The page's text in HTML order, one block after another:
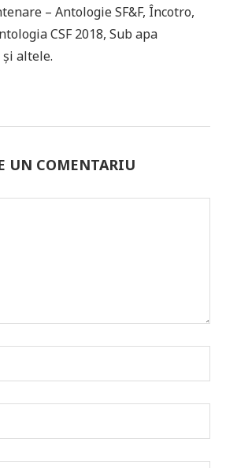
– Antologie SF&F, Încotro,
CSF 2018, Sub apa
altele.
UN COMENTARIU